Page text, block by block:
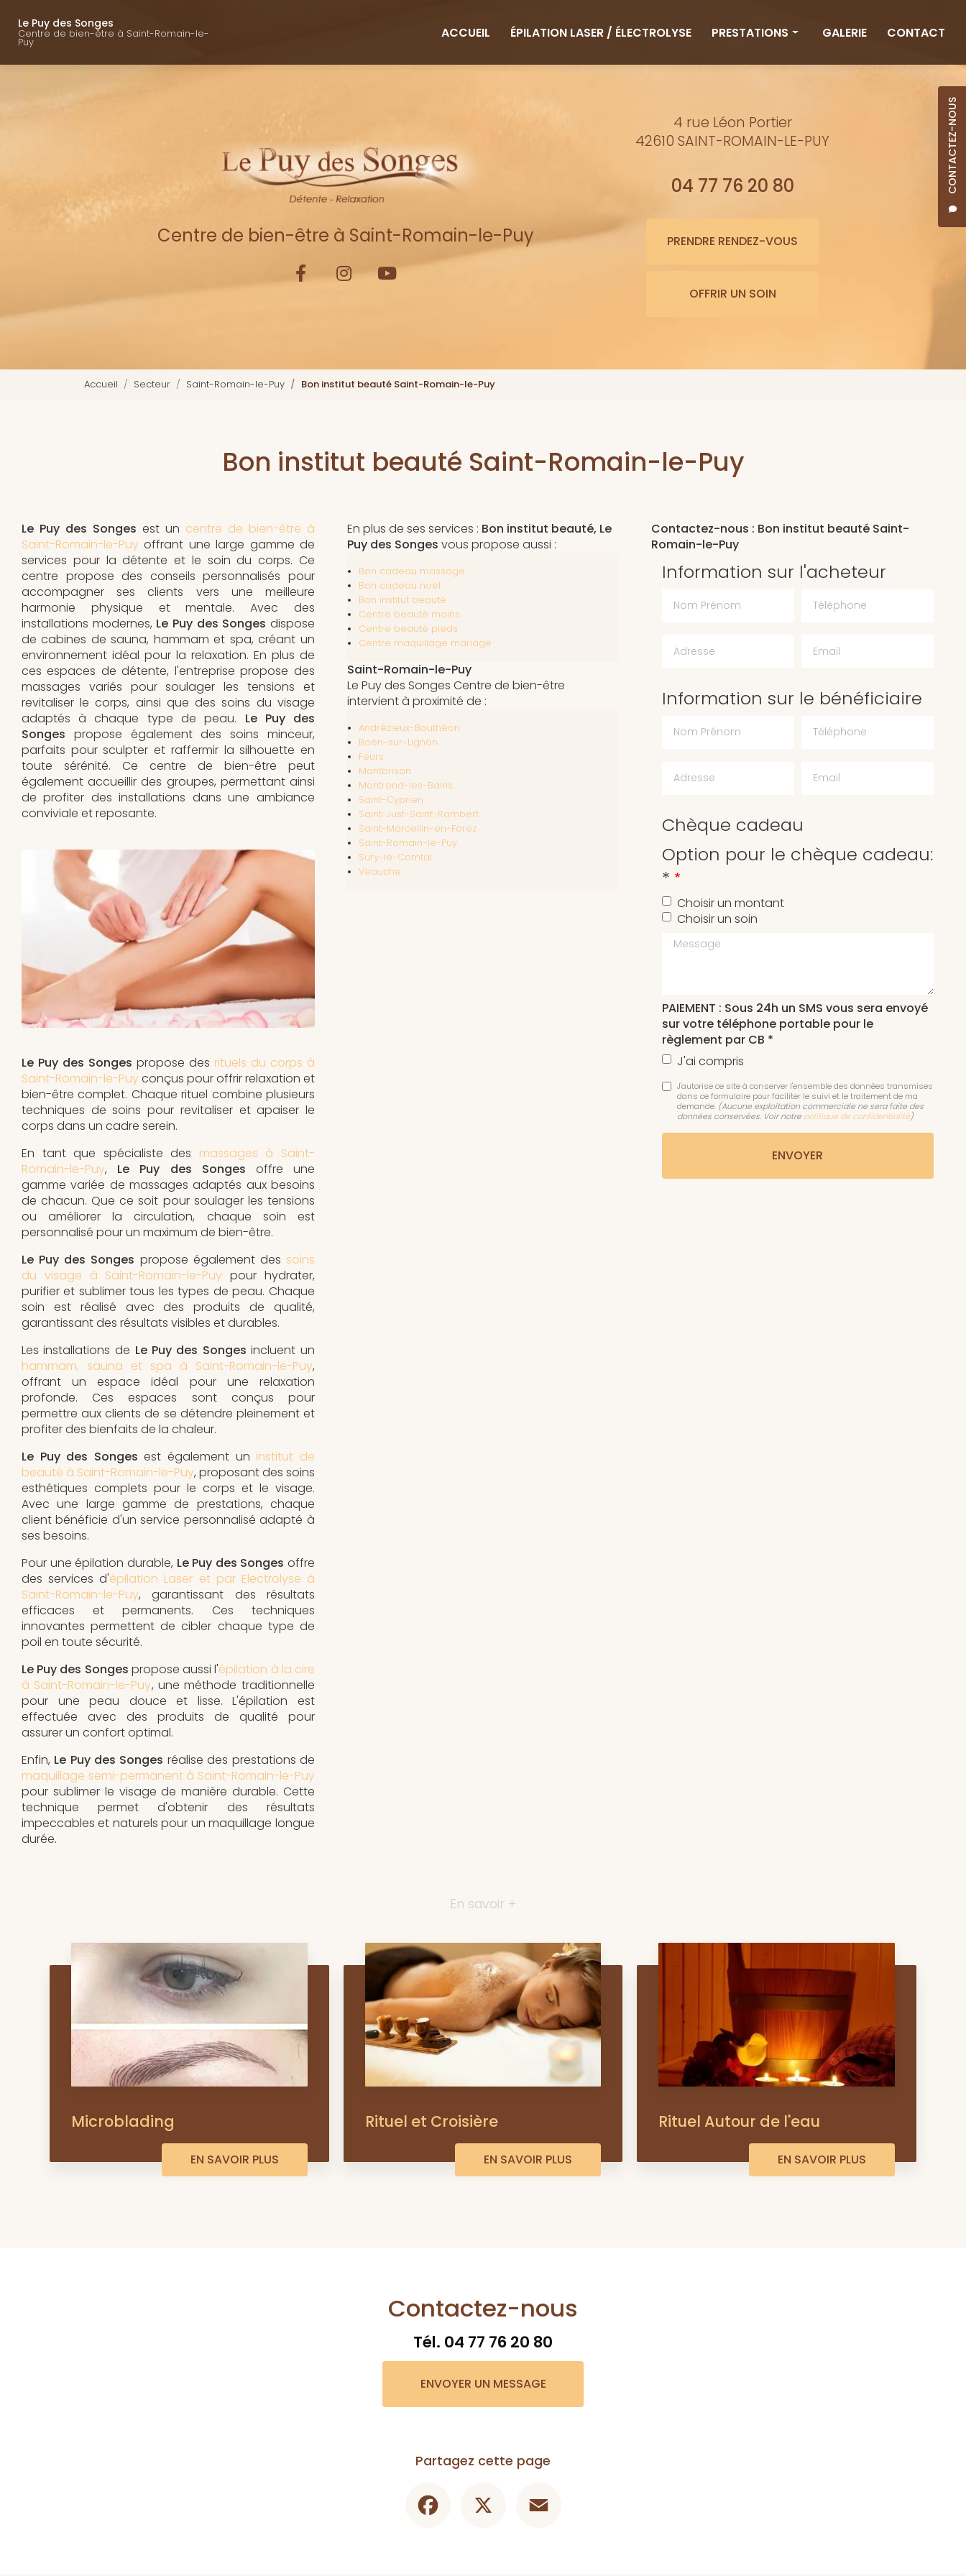
contenu
Le Puy des Songes
Centre de bien-être à Saint-Romain-le-
Puy
CONTACTEZ-NOUS
ACCUEIL
ÉPILATION LASER / ÉLECTROLYSE PRESTATIONS
Minceur
Bienfaits de l'eau
GALERIE CONTACT
Centre de bien-être à Saint-Romain-le-Puy
4 rue Léon Portier
42610 SAINT-ROMAIN-LE-PUY
04 77 76 20 80
PRENDRE RENDEZ-VOUS
OFFRIR UN SOIN
Accueil Secteur Saint-Romain-le-Puy Bon institut beauté Saint-Romain-le-Puy
Bon institut beauté Saint-Romain-le-Puy
Le Puy des Songes est un centre de bien-être à
Saint-Romain-le-Puy offrant une large gamme de
services pour la détente et le soin du corps. Ce
centre propose des conseils personnalisés pour
accompagner ses clients vers une meilleure
harmonie physique et mentale. Avec des
installations modernes, Le Puy des Songes dispose
de cabines de sauna, hammam et spa, créant un
environnement idéal pour la relaxation. En plus de
ces espaces de détente, l'entreprise propose des
massages variés pour soulager les tensions et
revitaliser le corps, ainsi que des soins du visage
adaptés à chaque type de peau. Le Puy des
Songes propose également des soins minceur,
parfaits pour sculpter et raffermir la silhouette en
toute sérénité. Ce centre de bien-être peut
également accueillir des groupes, permettant ainsi
de profiter des installations dans une ambiance
conviviale et reposante.
Le Puy des Songes propose des rituels du corps à
Saint-Romain-le-Puyconçus pour offrir relaxation et
bien-être complet. Chaque rituel combine plusieurs
techniques de soins pour revitaliser et apaiser le
corps dans un cadre serein.
En tant que spécialiste des massages à Saint-
Romain-le-Puy, Le Puy des Songes offre une
gamme variée de massages adaptés aux besoins
de chacun. Que ce soit pour soulager les tensions
ou améliorer la circulation, chaque soin est
personnalisé pour un maximum de bien-être.
Le Puy des Songes propose également des soins
du visage à Saint-Romain-le-Puy pour hydrater,
purifier et sublimer tous les types de peau. Chaque
soin est réalisé avec des produits de qualité,
garantissant des résultats visibles et durables.
Les installations de Le Puy des Songes incluent un
hammam, sauna et spa à Saint-Romain-le-Puy,
offrant un espace idéal pour une relaxation
profonde. Ces espaces sont conçus pour
permettre aux clients de se détendre pleinement et
profiter des bienfaits de la chaleur.
Le Puy des Songes est également un institut de
beauté à Saint-Romain-le-Puy, proposant des soins
esthétiques complets pour le corps et le visage.
Avec une large gamme de prestations, chaque
client bénéficie d'un service personnalisé adapté à
ses besoins.
Pour une épilation durable, Le Puy des Songes offre
des services d'épilation Laser et par Electrolyse à
Saint-Romain-le-Puy, garantissant des résultats
efficaces et permanents. Ces techniques
innovantes permettent de cibler chaque type de
poil en toute sécurité.
Le Puy des Songes propose aussi l'épilation à la cire
à Saint-Romain-le-Puy, une méthode traditionnelle
pour une peau douce et lisse. L'épilation est
effectuée avec des produits de qualité pour
assurer un confort optimal.
Enfin, Le Puy des Songes réalise des prestations de
maquillage semi-permanent à Saint-Romain-le-Puy
pour sublimer le visage de manière durable. Cette
technique permet d'obtenir des résultats
impeccables et naturels pour un maquillage longue
durée.
En plus de ses services : Bon institut beauté, Le
Puy des Songes vous propose aussi :
Bon cadeau massage
Bon cadeau noël
Bon institut beauté
Centre beauté mains
Centre beauté pieds
Centre maquillage mariage
Saint-Romain-le-Puy
Le Puy des Songes Centre de bien-être
intervient à proximité de :
Andrézieux-Bouthéon
Boën-sur-Lignon
Feurs
Montbrison
Montrond-les-Bains
Saint-Cyprien
Saint-Just-Saint-Rambert
Saint-Marcellin-en-Forez
Saint-Romain-le-Puy
Sury-le-Comtal
Veauche
Contactez-nous : Bon institut beauté Saint-
Romain-le-Puy
Information sur l'acheteur
Information sur le bénéficiaire
Chèque cadeau
Option pour le chèque cadeau:
*
Choisir un montant
Choisir un soin
Message
PAIEMENT : Sous 24h un SMS vous sera envoyé
sur votre téléphone portable pour le
règlement par CB *
J'ai compris
J'autorise ce site à conserver l'ensemble des données transmises
dans ce formulaire pour faciliter le suivi et le traitement de ma
demande. (Aucune exploitation commerciale ne sera faite des
données conservées. Voir notre politique de confidentialité)
En savoir +
Microblading
EN SAVOIR PLUS
Rituel et Croisière
EN SAVOIR PLUS
Rituel Autour de l'eau
EN SAVOIR PLUS
Contactez-nous
Tél. 04 77 76 20 80
ENVOYER UN MESSAGE
Partagez cette page